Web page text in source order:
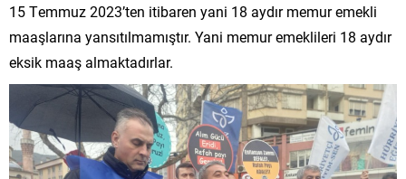
15 Temmuz 2023’ten itibaren yani 18 aydır memur emekli
maaşlarına yansıtılmamıştır. Yani memur emeklileri 18 aydır
eksik maaş almaktadırlar.